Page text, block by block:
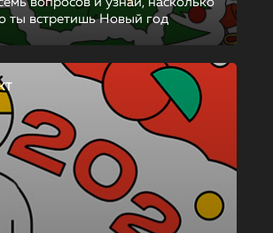
ты встретишь Новый год